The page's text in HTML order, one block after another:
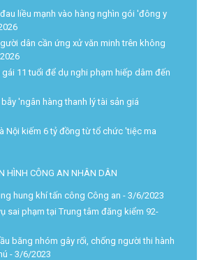
liều mạnh vào hàng nghìn gói 'đông y
dân cần ứng xử văn minh trên không
11 tuổi để dụ nghi phạm hiếp dâm đến
'ngân hàng thanh lý tài sản giá
Nội kiếm 6 tỷ đồng từ tổ chức 'tiệc ma
HÌNH CÔNG AN NHÂN DÂN
hung khí tấn công Công an - 3/6/2023
sai phạm tại Trung tâm đăng kiểm 92-
băng nhóm gây rối, chống người thi hành
- 3/6/2023